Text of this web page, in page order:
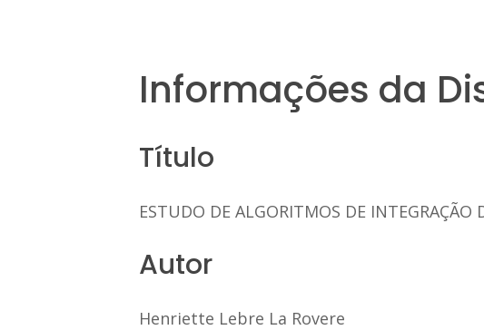
Informações da
Título
ESTUDO DE ALGORITMOS DE INTEGRAÇÃO
Autor
Henriette Lebre La Rovere